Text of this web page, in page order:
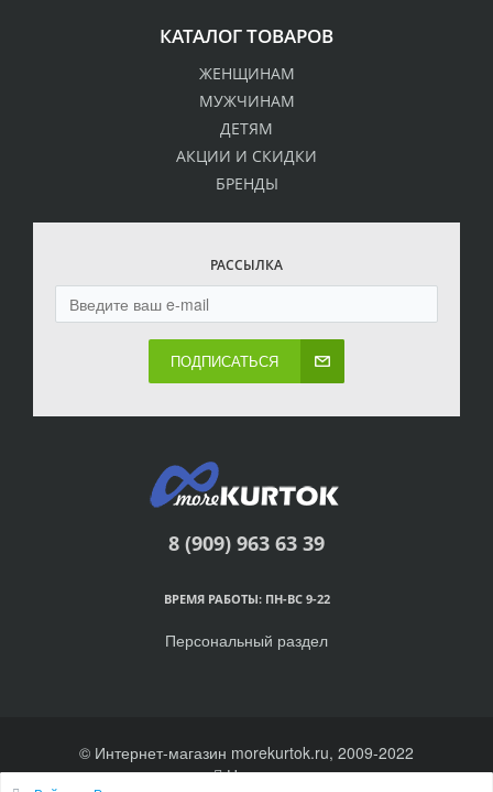
КАТАЛОГ ТОВАРОВ
ЖЕНЩИНАМ
МУЖЧИНАМ
ДЕТЯМ
АКЦИИ И СКИДКИ
БРЕНДЫ
РАССЫЛКА
ПОДПИСАТЬСЯ
8 (909) 963 63 39
ВРЕМЯ РАБОТЫ: ПН-ВС 9-22
Персональный раздел
© Интернет-магазин morekurtok.ru, 2009-2022
Наверх